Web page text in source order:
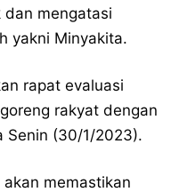
mengatasi
yakni Minyakita.
rapat evaluasi
rakyat dengan
Senin (30/1/2023).
memastikan